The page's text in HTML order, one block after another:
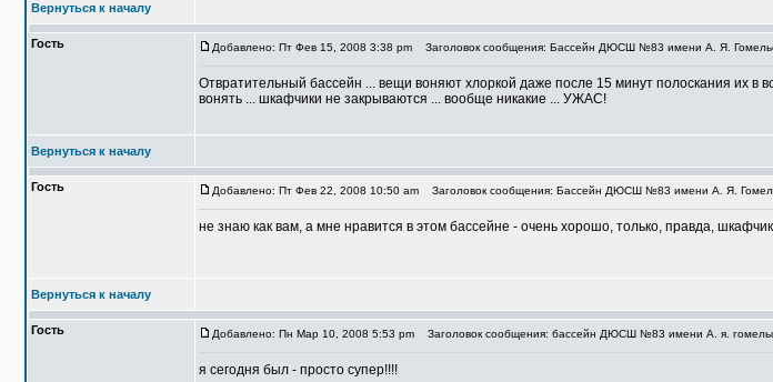
Вернуться к началу
Гость Добавлено: Пт Фев 15, 2008 3:38 pm Заголовок сообщения: Бассейн ДЮСШ №83 имени А. Я.
Отвратительный бассейн ... вещи воняют хлоркой даже после 15 минут полоскания их
вонять ... шкафчики не закрываются ... вообще никакие ... УЖАС!
Вернуться к началу
Гость Добавлено: Пт Фев 22, 2008 10:50 am Заголовок сообщения: Бассейн ДЮСШ №83 имени А. Я.
не знаю как вам, а мне нравится в этом бассейне - очень хорошо, только, правда,
Вернуться к началу
Гость Добавлено: Пн Мар 10, 2008 5:53 pm Заголовок сообщения: бассейн ДЮСШ №83 имени А. я.
я сегодня был - просто супер!!!!